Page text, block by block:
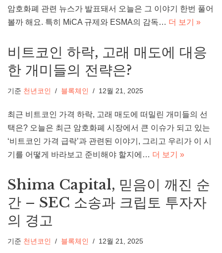
암호화폐 관련 뉴스가 발표돼서 오늘은 그 이야기 한번 풀어
볼까 해요. 특히 MiCA 규제와 ESMA의 감독… 더 보기 »
비트코인 하락, 고래 매도에 대응
한 개미들의 전략은?
기준 천년코인 블록체인 12월 21, 2025
최근 비트코인 가격 하락, 고래 매도에 떠밀린 개미들의 선
택은? 오늘은 최근 암호화폐 시장에서 큰 이슈가 되고 있는
‘비트코인 가격 급락’과 관련된 이야기, 그리고 우리가 이 시
기를 어떻게 바라보고 준비해야 할지에… 더 보기 »
Shima Capital, 믿음이 깨진 순
간 – SEC 소송과 크립토 투자자
의 경고
기준 천년코인 블록체인 12월 21, 2025